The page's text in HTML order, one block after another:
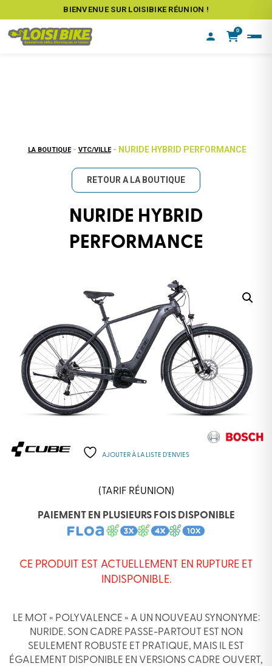
BIENVENUE SUR LOISIBIKE RÉUNION !
0
LA BOUTIQUE - VTC/VILLE - NURIDE HYBRID PERFORMANCE
RETOUR A LA BOUTIQUE
NURIDE HYBRID
PERFORMANCE
AJOUTER À LA LISTE D’ENVIES
(TARIF RÉUNION)
PAIEMENT EN PLUSIEURS FOIS DISPONIBLE
CE PRODUIT EST ACTUELLEMENT EN RUPTURE ET
INDISPONIBLE.
LE MOT « POLYVALENCE » A UN NOUVEAU SYNONYME:
NURIDE. SON CADRE PASSE-PARTOUT EST NON
SEULEMENT ROBUSTE ET PRATIQUE, MAIS IL EST
ÉGALEMENT DISPONIBLE EN VERSIONS CADRE OUVERT,